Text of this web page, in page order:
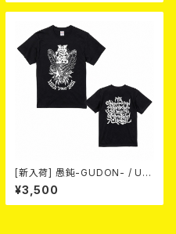
[新入荷] 愚鈍-GUDON- / US
TOUR 2026 T-shirt
¥3,500